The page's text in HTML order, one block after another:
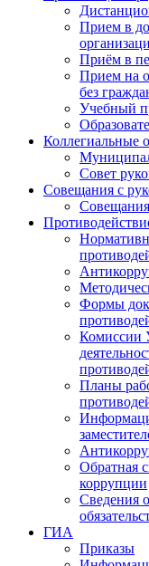
Прием в
Приём в
Прием на
без
Учебный
Коллегиальные
Совет
Совещания с
Формы
Комиссии
Планы
Обратная
коррупции
Сведения
ГИА
Приказы